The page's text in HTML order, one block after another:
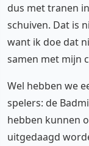
dus met tranen
schuiven. Dat is
want ik doe dat
samen met mijn
Wel hebben we
spelers: de
hebben kunnen
uitgedaagd